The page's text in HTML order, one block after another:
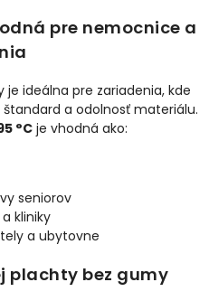
pre nemocnice a
ideálna pre zariadenia, kde
a odolnosť materiálu.
°C je vhodná ako:
seniorov
kliniky
a ubytovne
plachty bez gumy